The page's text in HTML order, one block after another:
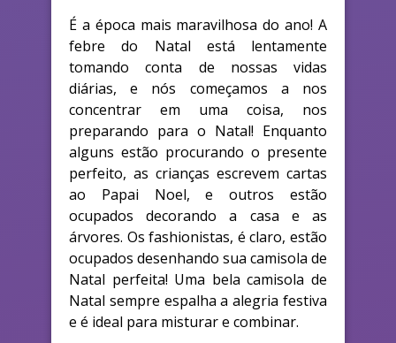
É a época mais maravilhosa do ano! A
febre do Natal está lentamente
tomando conta de nossas vidas
diárias, e nós começamos a nos
concentrar em uma coisa, nos
preparando para o Natal! Enquanto
alguns estão procurando o presente
perfeito, as crianças escrevem cartas
ao Papai Noel, e outros estão
ocupados decorando a casa e as
árvores. Os fashionistas, é claro, estão
ocupados desenhando sua camisola de
Natal perfeita! Uma bela camisola de
Natal sempre espalha a alegria festiva
e é ideal para misturar e combinar.